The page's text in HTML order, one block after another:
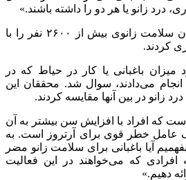
درد زانو یا هر دو را داشته باشند.»
برای مطالعه جدید، محققان سلامت زانوی بیش از ۲۶۰۰ نفر را با
باغبانی یا کار در حیاط که در
می‌دادند، سوال شد. محققان این
درد زانو در بین آنها مقایسه کردند.
که افراد با افزایش سن بیشتر به آن
خطر قوی برای آرتروز است. به
آیا باغبانی برای سلامت زانو مضر
افرادی که می‌خواهند در این فعالیت
دهیم.»